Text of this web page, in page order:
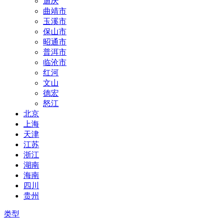
曲靖市
玉溪市
保山市
昭通市
普洱市
临沧市
红河
文山
德宏
怒江
北京
上海
天津
江苏
浙江
湖南
海南
四川
贵州
类型